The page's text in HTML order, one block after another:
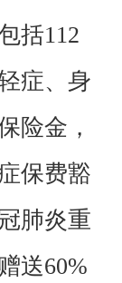
括112
症、身
险金，
保费豁
肺炎重
送60%